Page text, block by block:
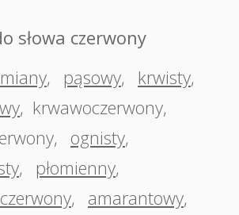
słowa czerwony
, pąsowy, krwisty,
, krwawoczerwony,
, ognisty,
, płomienny,
, amarantowy,